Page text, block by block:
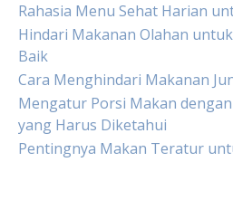
Rahasia Menu Sehat Harian
Hindari Makanan Olahan
Baik
Cara Menghindari Makanan
Mengatur Porsi Makan
yang Harus Diketahui
Pentingnya Makan Teratur